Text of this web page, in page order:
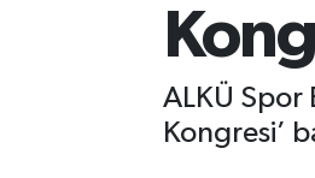
ALKÜ Spor
Kongresi’
Gizlilik İlkeleri - Privacy